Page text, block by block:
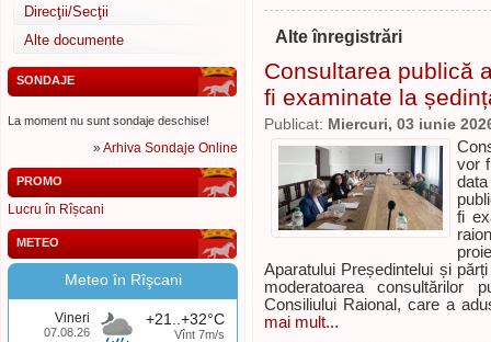
Direcţii/Secţii
Alte documente
SONDAJE
La moment nu sunt sondaje deschise!
»Arhiva Sondaje Online
PROMO
Lucru în Rîșcani
METEO
Meteo în Rîşcani
Vineri
07.08.26
+21..+32°C
Vînt 7m/s
Alte înregistrări
Consultarea publică
fi examinate la
Publicat: Miercuri, 03 iunie
vor
fi
Aparatului Președintelui și
moderatoarea consultărilor
Consiliului Raional, care a
mai mult...